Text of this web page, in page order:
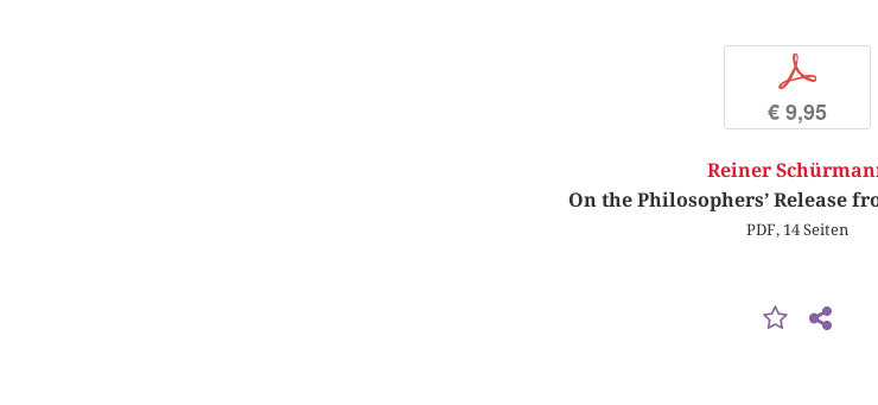
p
€ 9,95
Reiner
On the Philosophers’ Release
PDF, 14 Seiten